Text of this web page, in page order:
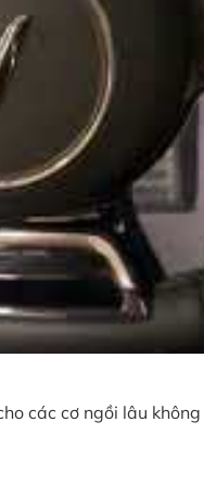
các cơ ngồi lâu